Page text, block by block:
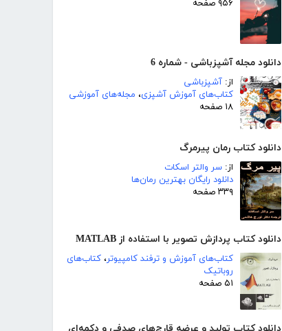
۹۵۶ صفحه
دانلود مجله آشپزباشی - شماره 6
از: آشپزباشی
کتاب‌های آموزش آشپزی، مجله‌های آموزشی
۱۸ صفحه
دانلود کتاب رمان پیرمرگ
از: سر والتر اسکات
دانلود رایگان بهترین رمان‌ها
۳۳۹ صفحه
دانلود کتاب پردازش تصویر با استفاده از MATLAB
کتاب‌های آموزش و ترفند کامپیوتر، کتاب‌های
روباتیک
۵۱ صفحه